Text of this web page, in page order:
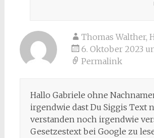
Thomas Walther,
6. Oktober 2023
Permalink
Hallo Gabriele ohne
irgendwie dast Du Siggis Text
verstanden noch irgendwie
Gesetzestext bei Google zu